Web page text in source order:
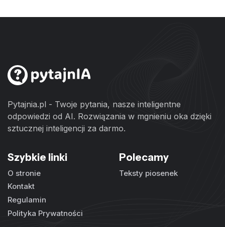
Pytajnia.pl - Twoje pytania, nasze inteligentne
odpowiedzi od AI. Rozwiązania w mgnieniu oka dzięki
sztucznej inteligencji za darmo.
Szybkie linki
O stronie
Kontakt
Regulamin
Polityka Prywatności
Polecamy
Teksty piosenek